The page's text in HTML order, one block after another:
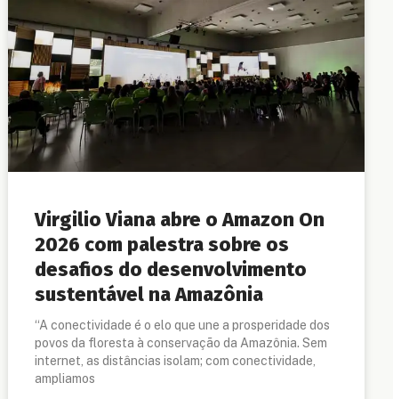
Virgilio Viana abre o Amazon On
2026 com palestra sobre os
desafios do desenvolvimento
sustentável na Amazônia
“A conectividade é o elo que une a prosperidade dos
povos da floresta à conservação da Amazônia. Sem
internet, as distâncias isolam; com conectividade,
ampliamos